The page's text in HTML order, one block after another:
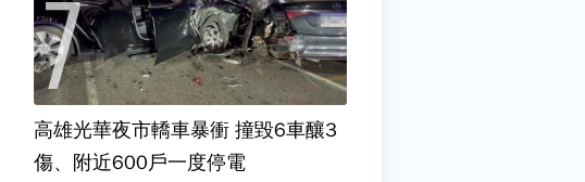
高雄光華夜市轎車暴衝 撞毀6車釀3
傷、附近600戶一度停電